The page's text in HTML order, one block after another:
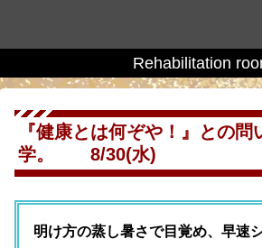
Rehabilitation
『健康とは何ぞや！』との問
学。 8/30(水)
明け方の蒸し暑さで目覚め、早速